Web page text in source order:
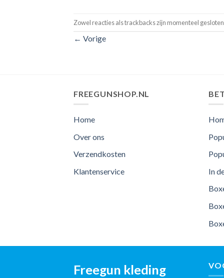
Zowel reacties als trackbacks zijn momenteel
← Vorige
FREEGUNSHOP.NL
Home
Over ons
Verzendkosten
Klantenservice
In
Freegun kleding